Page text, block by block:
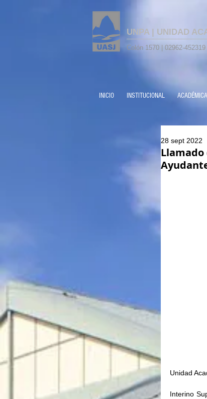
UNPA | UNIDAD
Colón 1570 | 02962-
INICIO INSTITUCIONAL ACADÉMICA
28 sept 2022
Unidad
Interino